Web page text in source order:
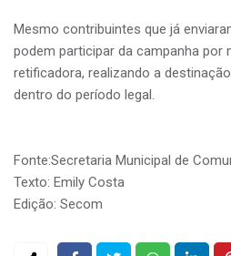
Mesmo contribuintes que já
podem participar da campanha por
retificadora, realizando a
dentro do período legal.
Fonte:Secretaria Municipal de
Texto: Emily Costa
Edição: Secom